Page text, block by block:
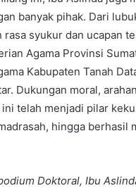
banyak pihak. Dari
rasa syukur dan ucapan
Agama Provinsi
Kabupaten Tanah
Dukungan moral,
telah menjadi pilar
hingga berhasil
Doktoral, Ibu